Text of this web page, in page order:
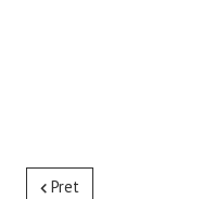
Pret